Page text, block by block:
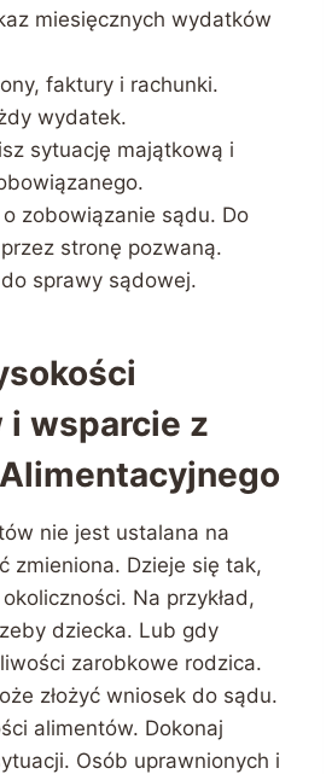
miesięcznych wydatków
faktury i rachunki.
wydatek.
sytuację majątkową i
o zobowiązanie sądu. Do
stronę pozwaną.
sprawy sądowej.
wsparcie z
nie jest ustalana na
zmieniona. Dzieje się tak,
Na przykład,
dziecka. Lub gdy
zarobkowe rodzica.
złożyć wniosek do sądu.
alimentów. Dokonaj
Osób uprawnionych i